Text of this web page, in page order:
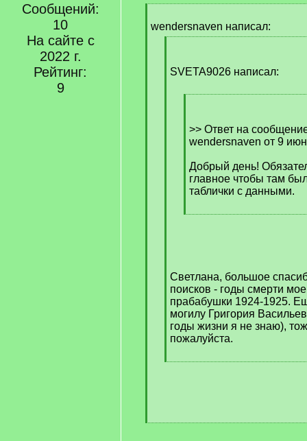
Сообщений:
10
На сайте с
2022 г.
Рейтинг:
9
q
wendersnaven написал:
]SVETA9026 написал:
]>> Ответ на
wendersnaven от 9
Добрый день!
главное чтобы там
таблички с данными.
[
Светлана, большое
поисков - годы смерти
прабабушки 1924-1925.
могилу Григория
годы жизни я не знаю),
пожалуйста.
[
[